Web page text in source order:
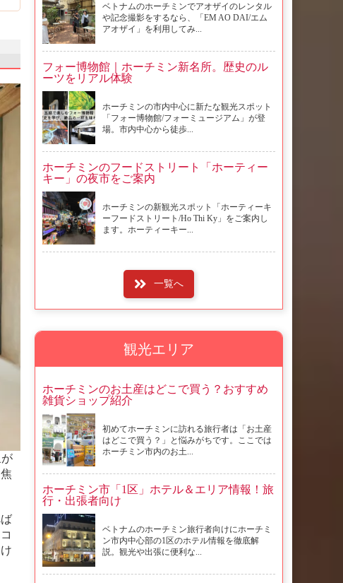
ベトナムのホーチミンでアオザイのレンタル
や記念撮影をするなら、「EM AO DAI/エム
アオザイ」を利用してみ...
フォー博物館｜ホーチミン新名所。歴史のル
ーツをリアル体験
ホーチミンの市内中心に新たな観光スポット
「フォー博物館/フォーミュージアム」が登
場。市内中心から徒歩...
ホーチミンのフードストリート「ホーティー
キー」の夜市をご案内
ホーチミンの新観光スポット「ホーティーキ
ーフードストリート/Ho Thi Ky」をご案内し
ます。ホーティーキー...
一覧へ
観光エリア
ホーチミンのお土産はどこで買う？おすすめ
雑貨ショップ紹介
初めてホーチミンに訪れる旅行者は「お土産
はどこで買う？」と悩みがちです。ここでは
ホーチミン市内のお土...
ホーチミン市「1区」ホテル＆エリア情報！旅
行・出張者向け
ベトナムのホーチミン旅行者向けにホーチミ
ン市内中心部の1区のホテル情報を徹底解
説。観光や出張に便利な...